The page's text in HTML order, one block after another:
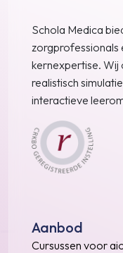
Schola Medica
zorgprofessionals
kernexpertise. Wij
realistisch
interactieve
Aanbod
Cursussen voor